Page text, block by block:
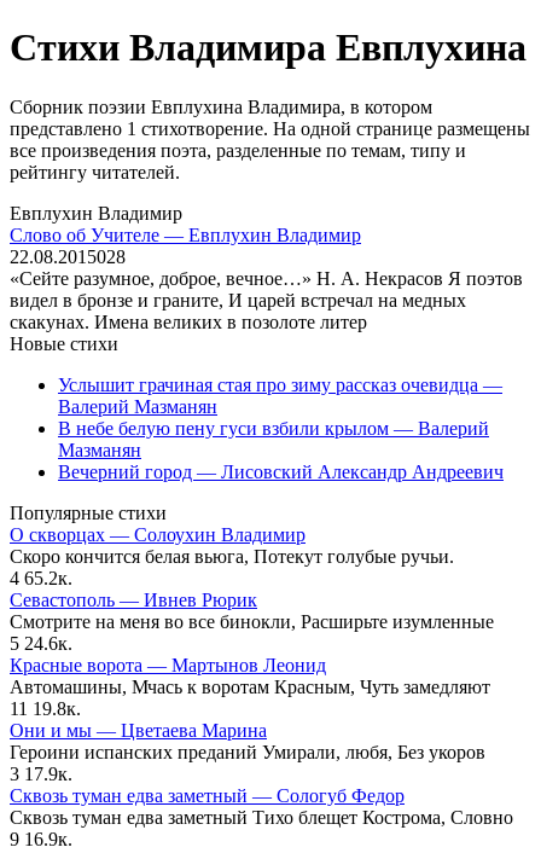
Стихи Владимира Евплухина
Сборник поэзии Евплухина Владимира, в котором
представлено 1 стихотворение. На одной странице размещены
все произведения поэта, разделенные по темам, типу и
рейтингу читателей.
Евплухин Владимир
Слово об Учителе — Евплухин Владимир
22.08.2015028
«Сейте разумное, доброе, вечное…» Н. А. Некрасов Я поэтов
видел в бронзе и граните, И царей встречал на медных
скакунах. Имена великих в позолоте литер
Новые стихи
Услышит грачиная стая про зиму рассказ очевидца —
Валерий Мазманян
В небе белую пену гуси взбили крылом — Валерий
Мазманян
Вечерний город — Лисовский Александр Андреевич
Популярные стихи
О скворцах — Солоухин Владимир
Скоро кончится белая вьюга, Потекут голубые ручьи.
4 65.2к.
Севастополь — Ивнев Рюрик
Смотрите на меня во все бинокли, Расширьте изумленные
5 24.6к.
Красные ворота — Мартынов Леонид
Автомашины, Мчась к воротам Красным, Чуть замедляют
11 19.8к.
Они и мы — Цветаева Марина
Героини испанских преданий Умирали, любя, Без укоров
3 17.9к.
Сквозь туман едва заметный — Сологуб Федор
Сквозь туман едва заметный Тихо блещет Кострома, Словно
9 16.9к.